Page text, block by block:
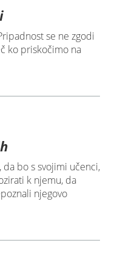
se ne zgodi
ko priskočimo na
bo s svojimi učenci,
k njemu, da
njegovo